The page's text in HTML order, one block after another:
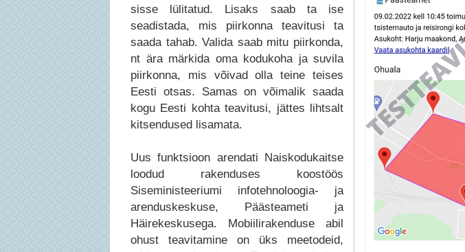
sisse lülitatud. Lisaks saab ta ise
seadistada, mis piirkonna teavitusi ta
saada tahab. Valida saab mitu piirkonda,
nt ära märkida oma kodukoha ja suvila
piirkonna, mis võivad olla teine teises
Eesti otsas. Samas on võimalik saada
kogu Eesti kohta teavitusi, jättes lihtsalt
kitsendused lisamata.
Uus funktsioon arendati Naiskodukaitse
loodud rakenduses koostöös
Siseministeeriumi infotehnoloogia- ja
arenduskeskuse, Päästeameti ja
Häirekeskusega. Mobiilirakenduse abil
ohust teavitamine on üks meetodeid,